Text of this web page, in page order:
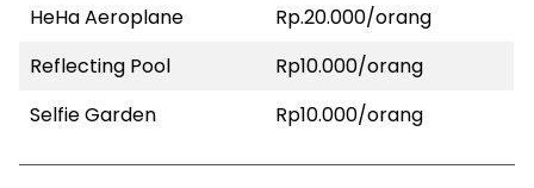
HeHa Aeroplane
Rp.20.000/orang
Reflecting Pool
Rp10.000/orang
Selfie Garden
Rp10.000/orang